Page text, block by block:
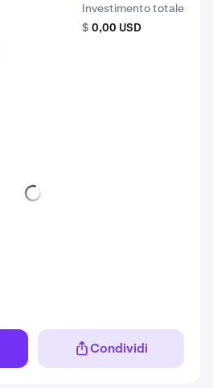
Investimento totale
$ 0,00 USD
Condividi